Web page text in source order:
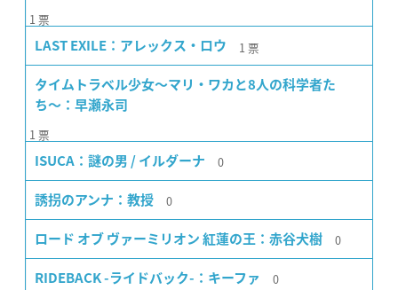
1 票
LAST EXILE：アレックス・ロウ 1 票
タイムトラベル少女〜マリ・ワカと8人の科学者た
ち〜：早瀬永司
1 票
ISUCA：謎の男 / イルダーナ 0
誘拐のアンナ：教授 0
ロード オブ ヴァーミリオン 紅蓮の王：赤谷犬樹 0
RIDEBACK -ライドバック-：キーファ 0